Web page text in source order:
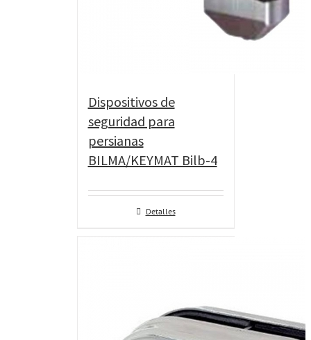
Dispositivos de
seguridad para
persianas
BILMA/KEYMAT Bilb-4
Detalles